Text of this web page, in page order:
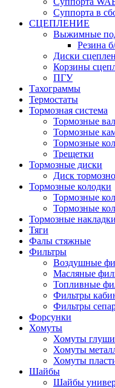
Суппорта в
СЦЕПЛЕНИЕ
Выжимные
Резина
Диски
Корзины
ПГУ
Тахограммы
Термостаты
Тормозная система
Тормозные
Тормозные
Тормозные
Трещетки
Тормозные диски
Диск
Тормозные колодки
Тормозные
Тормозные
Тормозные накладки
Тяги
Фалы стяжные
Фильтры
Воздушные
Масляные
Топливные
Фильтры
Фильтры
Форсунки
Хомуты
Хомуты
Хомуты
Хомуты
Шайбы
Шайбы